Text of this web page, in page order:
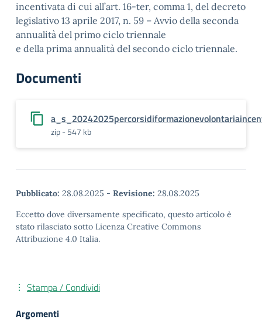
incentivata di cui all’art. 16-ter, comma 1, del decreto
legislativo 13 aprile 2017, n. 59 – Avvio della seconda
annualità del primo ciclo triennale
e della prima annualità del secondo ciclo triennale.
Documenti
zip - 547 kb
Pubblicato: 28.08.2025 - Revisione: 28.08.2025
Eccetto dove diversamente specificato, questo articolo è
stato rilasciato sotto Licenza Creative Commons
Attribuzione 4.0 Italia.
Stampa / Condividi
Argomenti